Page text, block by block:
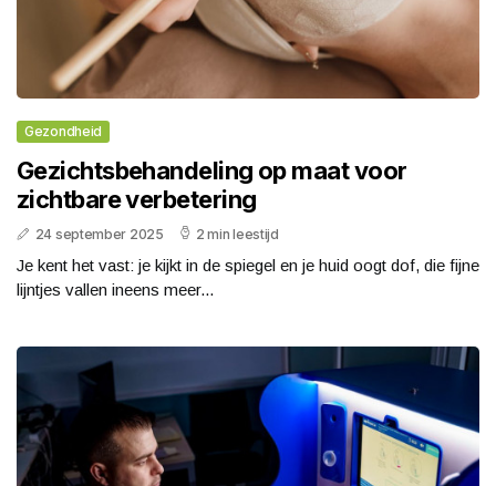
Gezondheid
Gezichtsbehandeling op maat voor
zichtbare verbetering
24 september 2025 2 min leestijd
Je kent het vast: je kijkt in de spiegel en je huid oogt dof, die fijne
lijntjes vallen ineens meer...